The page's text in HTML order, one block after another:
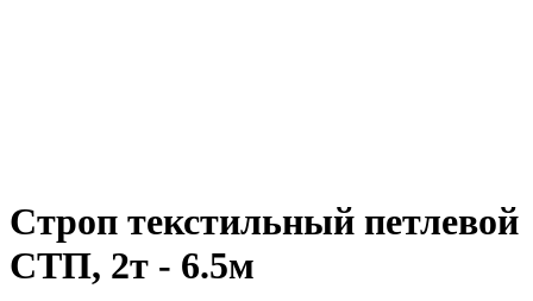
Строп текстильный петлевой
СТП, 2т - 6.5м